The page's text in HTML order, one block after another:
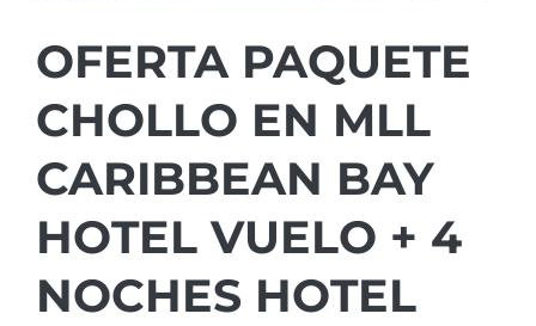
OFERTA PAQUETE
CHOLLO EN MLL
CARIBBEAN BAY
HOTEL VUELO + 4
NOCHES HOTEL